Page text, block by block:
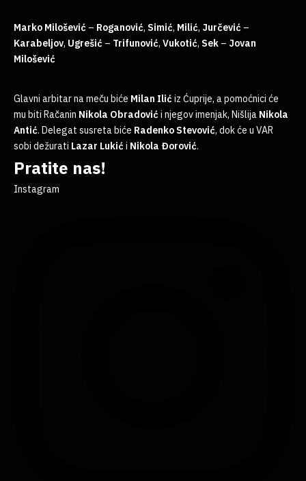
Marko Milošević – Roganović, Simić, Milić, Jurčević –
Karabeljov, Ugrešić – Trifunović, Vukotić, Sek – Jovan
Milošević
Glavni arbitar na meču biće Milan Ilić iz Ćuprije, a pomoćnici će
mu biti Račanin Nikola Obradović i njegov imenjak, Nišlija Nikola
Antić. Delegat susreta biće Radenko Stevović, dok će u VAR
sobi dežurati Lazar Lukić i Nikola Đorović.
Pratite nas!
Instagram